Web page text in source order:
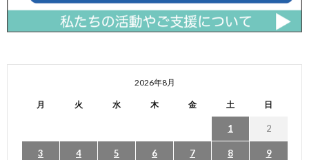
2026年8月
月 火 水 木 金 土 日
1 2
3 4 5 6 7 8 9